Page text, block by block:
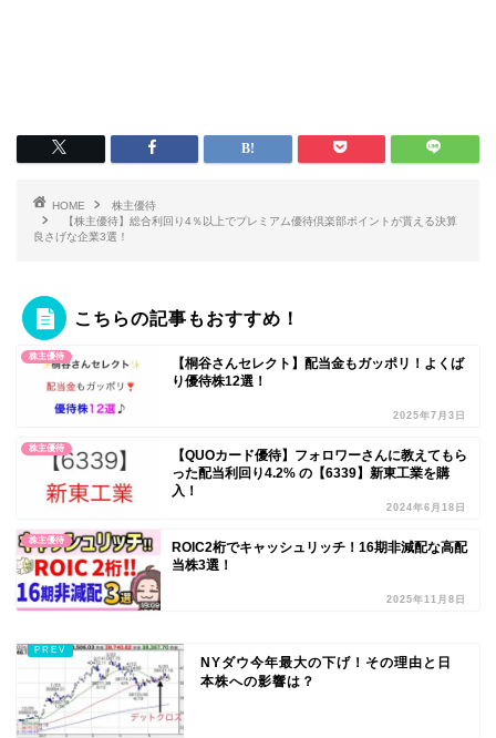
HOME
株主優待
【株主優待】総合利回り4％以上でプレミアム優待倶楽部ポイントが貰える決算
良さげな企業3選！
こちらの記事もおすすめ！
株主優待
【桐谷さんセレクト】配当金もガッポリ！よくば
り優待株12選！
2025年7月3日
株主優待
【QUOカード優待】フォロワーさんに教えてもら
った配当利回り4.2% の【6339】新東工業を購
入！
2024年6月18日
株主優待
ROIC2桁でキャッシュリッチ！16期非減配な高配
当株3選！
2025年11月8日
NYダウ今年最大の下げ！その理由と日
本株への影響は？